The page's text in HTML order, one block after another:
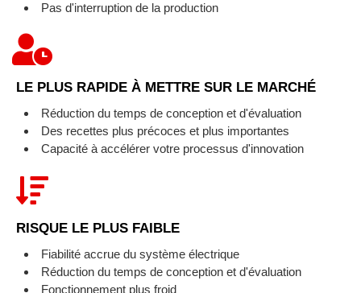
Pas d'interruption de la production
LE PLUS RAPIDE À METTRE SUR LE MARCHÉ
Réduction du temps de conception et d'évaluation
Des recettes plus précoces et plus importantes
Capacité à accélérer votre processus d'innovation
RISQUE LE PLUS FAIBLE
Fiabilité accrue du système électrique
Réduction du temps de conception et d'évaluation
Fonctionnement plus froid